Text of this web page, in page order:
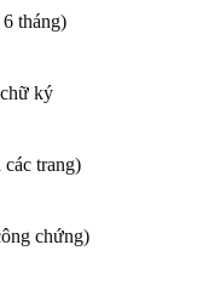
tháng)
ký
trang)
chứng)